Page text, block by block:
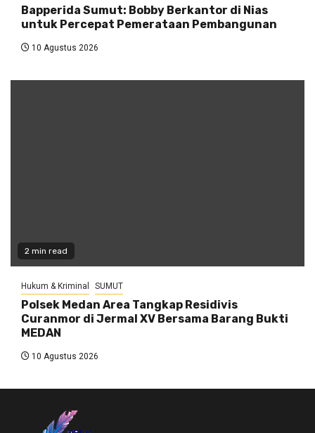
Bapperida Sumut: Bobby Berkantor di Nias
untuk Percepat Pemerataan Pembangunan
10 Agustus 2026
2 min read
Hukum & Kriminal SUMUT
Polsek Medan Area Tangkap Residivis
Curanmor di Jermal XV Bersama Barang Bukti
MEDAN
10 Agustus 2026